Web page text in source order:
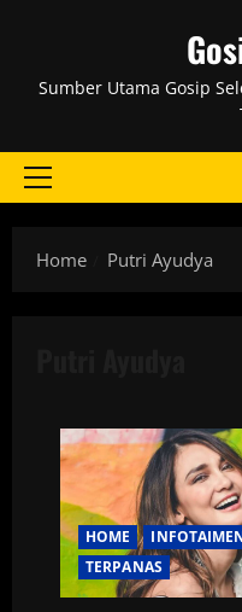
Sumber Utama Gosip
Primary
Home
Putri Ayudya
HOME
TERPANAS